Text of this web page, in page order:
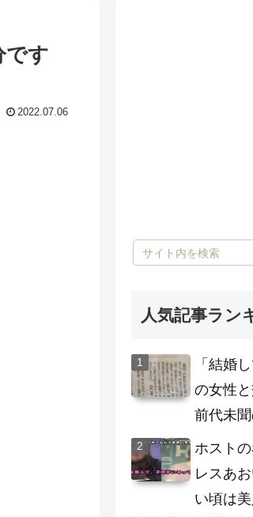
です
2022.07.06
人気記事ラン
「結婚
の女性と
前代未
ホスト
レスあ
い頃は